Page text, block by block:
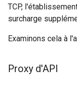
TCP,
surcharge
Examinons cela à
Proxy d'API